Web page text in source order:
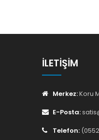
İLETIŞIM
Merkez:Koru
E-Posta:
Telefon: